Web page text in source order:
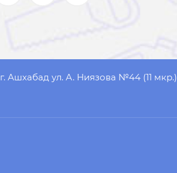
г. Ашхабад ул. А. Ниязова №44 (11 мкр.)